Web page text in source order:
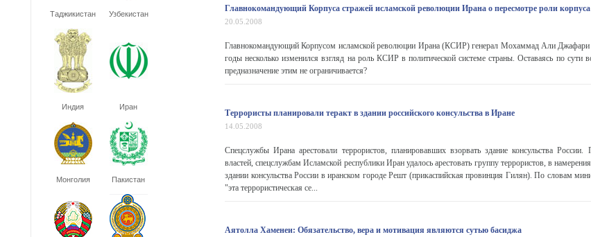
Таджикистан Узбекистан
Индия Иран
Монголия Пакистан
Главнокомандующий Корпуса стражей исламской революции Ирана о пересмотре роли корпуса
20.05.2008
Главнокомандующий Корпусом исламской революции Ирана (КСИР) генерал Мохаммад Али Джафари
годы несколько изменился взгляд на роль КСИР в политической системе страны. Оставаясь по сути
предназначение этим не ограничивается?
Террористы планировали теракт в здании российского консульства в Иране
14.05.2008
Спецслужбы Ирана арестовали террористов, планировавших взорвать здание консульства
властей, спецслужбам Исламской республики Иран удалось арестовать группу террористов, в
здании консульства России в иранском городе Решт (прикаспийская провинция Гилян). По словам
"эта террористическая се...
Аятолла Хаменеи: Обязательство, вера и мотивация являются сутью басиджа